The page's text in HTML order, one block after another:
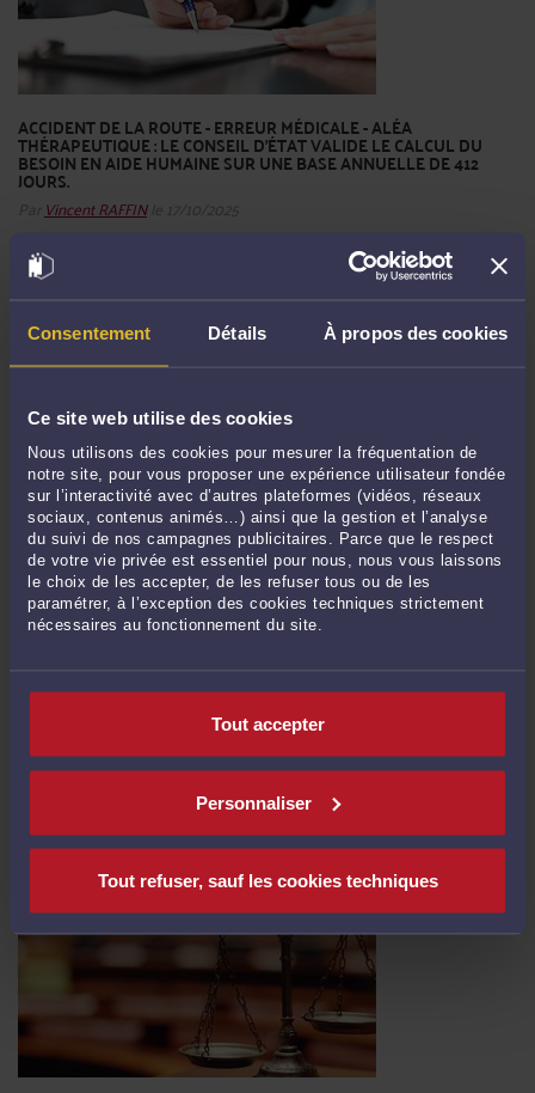
Consentement Détails À propos des cookies
Ce site web utilise des cookies
Nous utilisons des cookies pour mesurer la fréquentation de
notre site, pour vous proposer une expérience utilisateur fondée
sur l’interactivité avec d’autres plateformes (vidéos, réseaux
sociaux, contenus animés…) ainsi que la gestion et l’analyse
du suivi de nos campagnes publicitaires. Parce que le respect
de votre vie privée est essentiel pour nous, nous vous laissons
le choix de les accepter, de les refuser tous ou de les
paramétrer, à l’exception des cookies techniques strictement
nécessaires au fonctionnement du site.
Tout accepter
Personnaliser
Tout refuser, sauf les cookies techniques
ACCIDENT DE LA ROUTE - ERREUR MÉDICALE - ALÉA
THÉRAPEUTIQUE : LE CONSEIL D'ÉTAT VALIDE LE CALCUL DU
BESOIN EN AIDE HUMAINE SUR UNE BASE ANNUELLE DE 412
JOURS.
Par Vincent RAFFINle 17/10/2025
Ce n'est ni une révolution ni une évolution mais la confirmation d'un courant
jurisprudentiel bien établi tant en matière administrative que judiciaire et
validant la détermination du montant de l'aide humaine annuelle sur la base de
412 jours et non pas de 400 jours. Cette décision du Conseil d'Etat ...Lire la suite
POLICE NE FAIT PAS LA LOI !
ParVincent RAFFINle 14/10/2025
Dans cette affaire, un motard avait été victime d'un accident de la circulation
impliquant un autre véhicule. Dans le cadre de la procédure au fond, la
de tout droit à réparation de son préjudice corporel. Pour ...